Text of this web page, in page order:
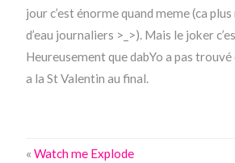
jour c’est énorme quand meme (ca
d’eau journaliers >_>). Mais le joker
Heureusement que dabYo a pas
a la St Valentin au final.
«Watch me Explode